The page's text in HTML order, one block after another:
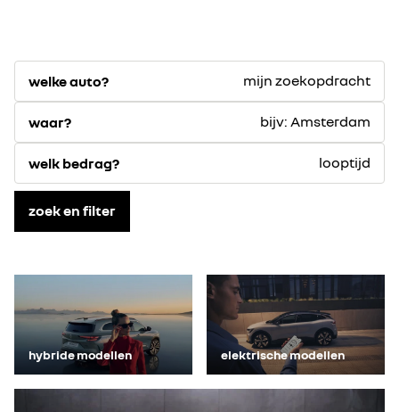
welke auto? mijn zoekopdracht
waar? bijv: Amsterdam
welk bedrag? looptijd
zoek en filter
hybride modellen elektrische modellen